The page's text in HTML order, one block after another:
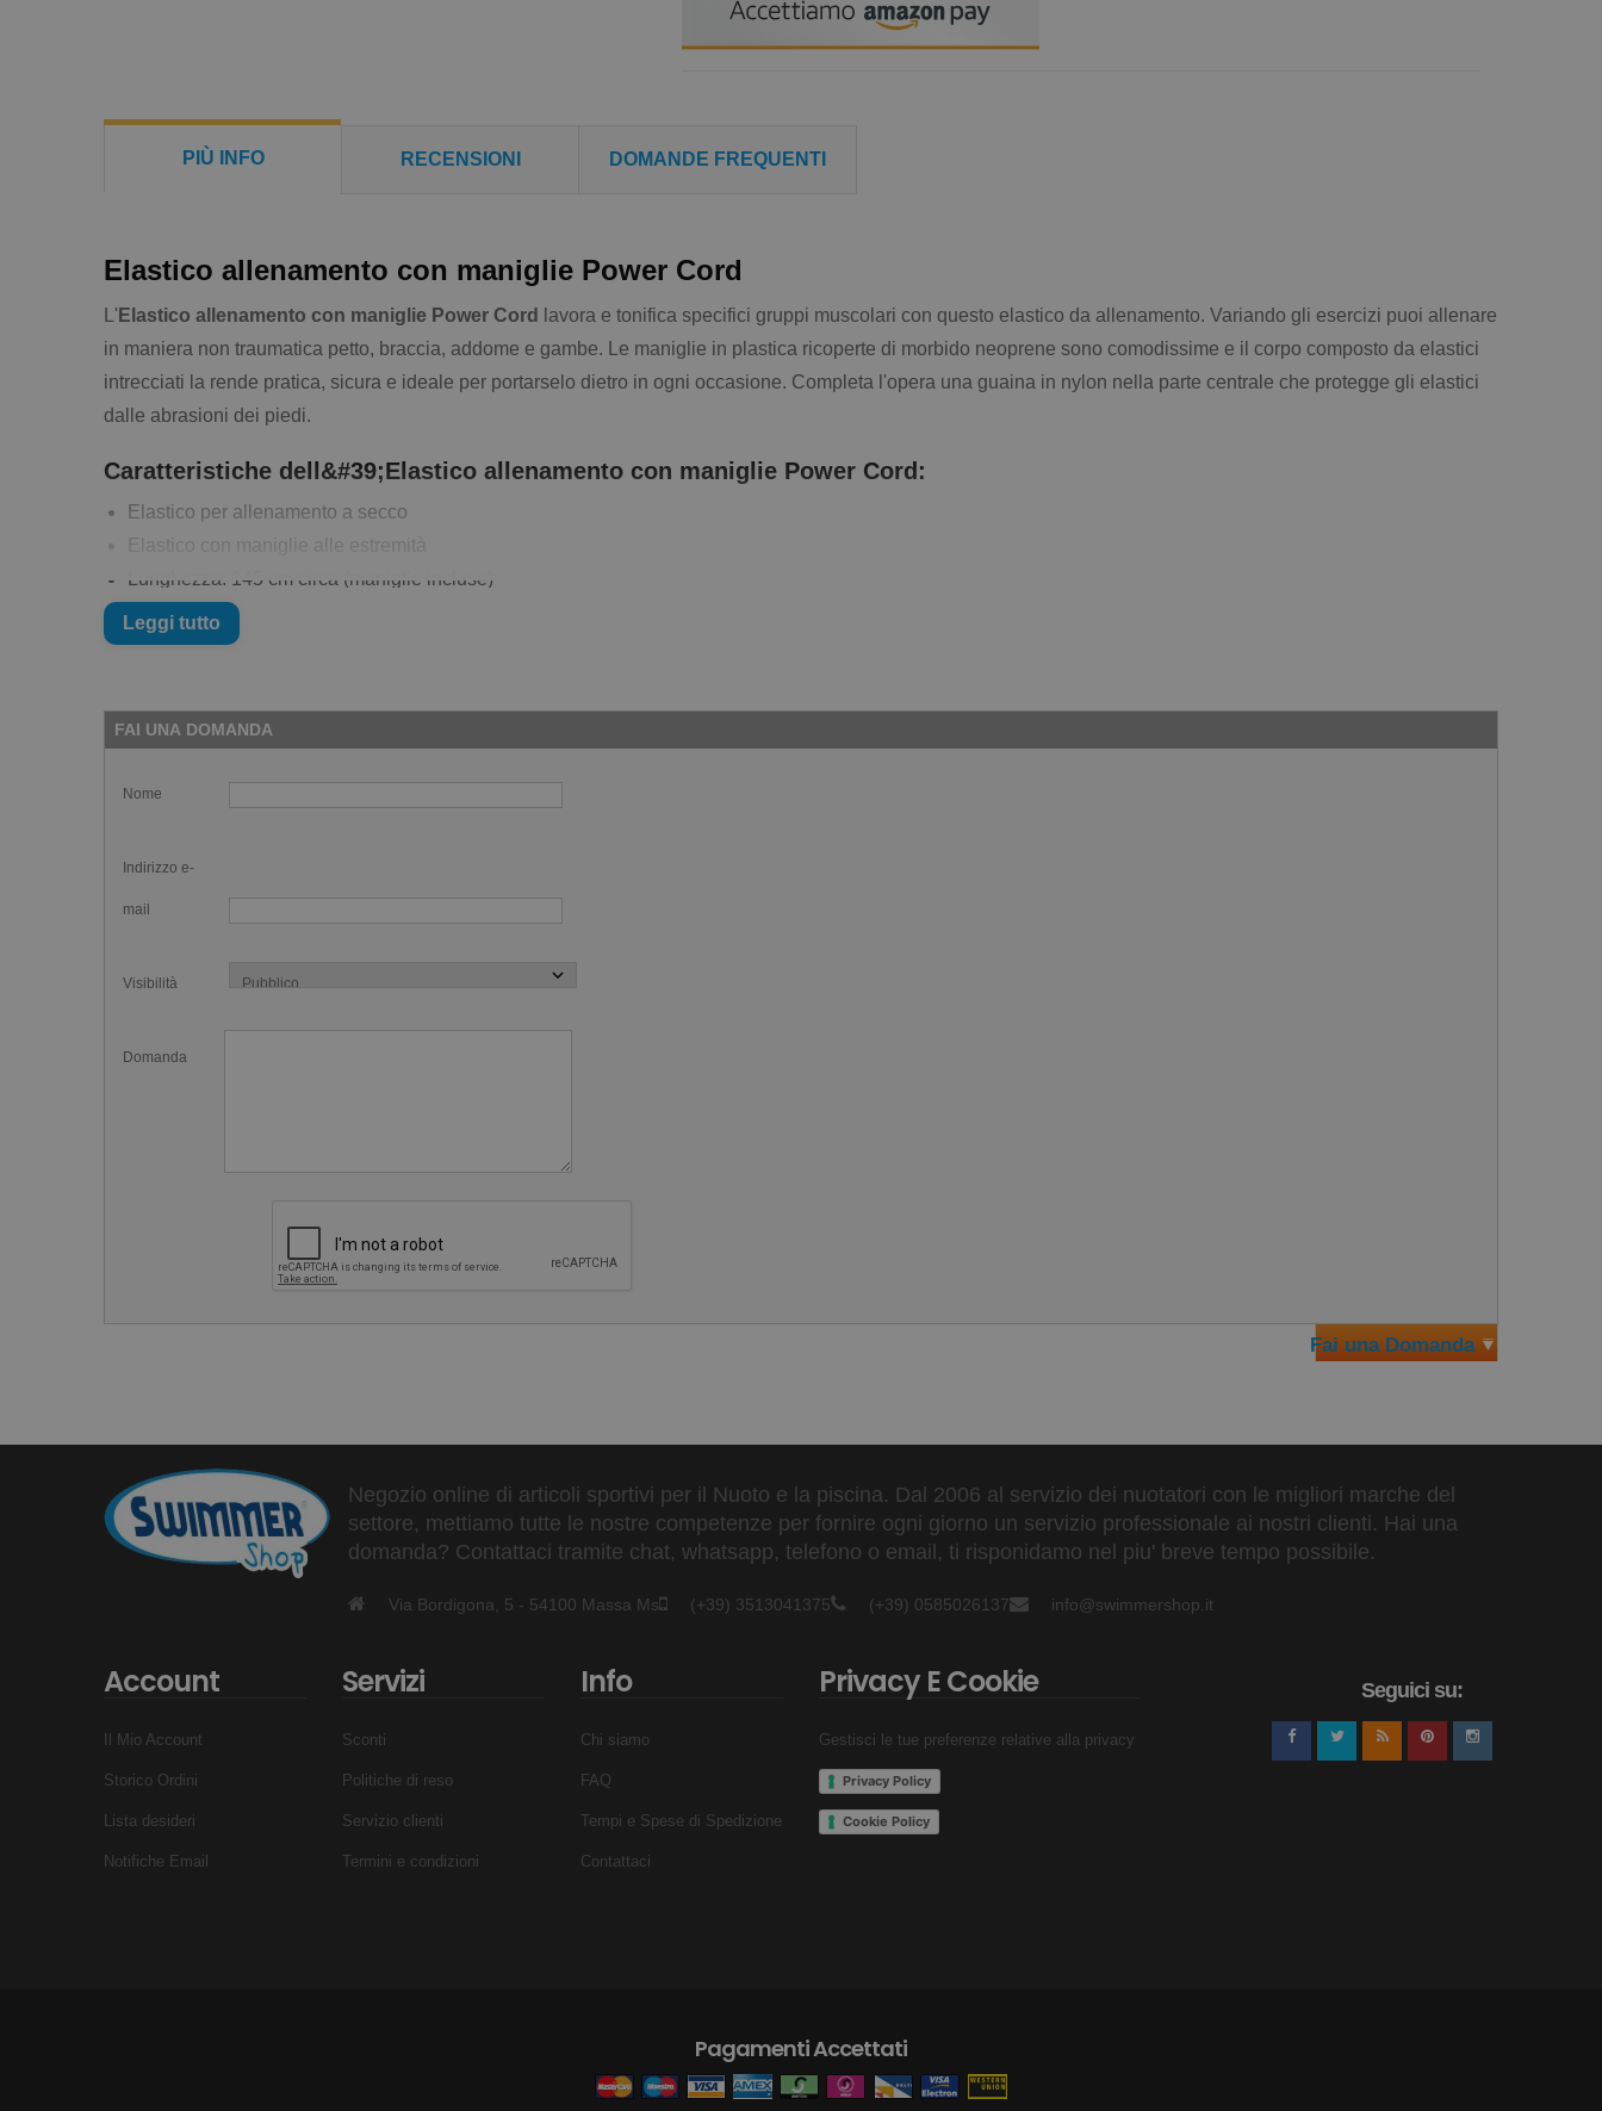
PIÙ INFO RECENSIONI DOMANDE FREQUENTI
Elastico allenamento con maniglie Power Cord
L' Elastico allenamento con maniglie Power Cord
lavora e tonifica specifici gruppi muscolari con questo elastico da allenamento. Variando gli esercizi puoi allenare
in maniera non traumatica petto, braccia, addome e gambe. Le maniglie in plastica ricoperte di morbido neoprene sono comodissime e il corpo composto da elastici
intrecciati la rende pratica, sicura e ideale per portarselo dietro in ogni occasione. Completa l'opera una guaina in nylon nella parte centrale che protegge gli elastici
dalle abrasioni dei piedi.
Caratteristiche dell&#39;Elastico allenamento con maniglie Power Cord:
Elastico per allenamento a secco
Elastico con maniglie alle estremità
Lunghezza: 145 cm circa (maniglie incluse)
Materiale: TPR, PP, NBR
Maniglie in neoprene
Leggi tutto
FAI UNA DOMANDA
Nome
Indirizzo e-
mail
Visibilità
Domanda
Fai una Domanda
Negozio online di articoli sportivi per il Nuoto e la piscina. Dal 2006 al servizio dei nuotatori con le migliori marche del
settore, mettiamo tutte le nostre competenze per fornire ogni giorno un servizio professionale ai nostri clienti. Hai una
domanda? Contattaci tramite chat, whatsapp, telefono o email, ti risponidamo nel piu' breve tempo possibile.
Via Bordigona, 5 - 54100 Massa Ms (+39) 3513041375 (+39) 0585026137 info@swimmershop.it
Account
Il Mio Account
Storico Ordini
Lista desideri
Notifiche Email
Servizi
Sconti
Politiche di reso
Servizio clienti
Termini e condizioni
Info
Chi siamo
FAQ
Tempi e Spese di Spedizione
Contattaci
Privacy E Cookie
Gestisci le tue preferenze relative alla privacy
Privacy Policy
Cookie Policy
Seguici su:
Pagamenti Accettati